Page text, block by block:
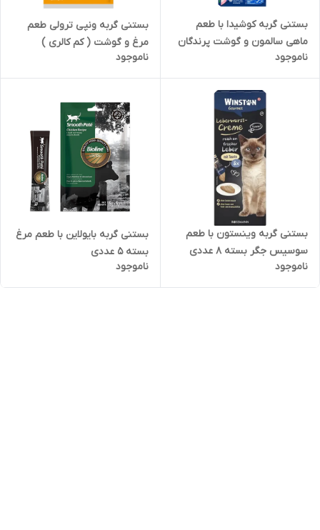
بستنی گربه کوشیدا با طعم
ماهی سالمون و گوشت پرندگان
و جگر بسته 7 عددی
ناموجود
بستنی گربه ونپی ترولی طعم
مرغ و گوشت ( کم کالری )
ناموجود
بستنی گربه وینستون با طعم
سوسیس جگر بسته 8 عددی
ناموجود
بستنی گربه بایولاین با طعم مرغ
بسته 5 عددی
ناموجود